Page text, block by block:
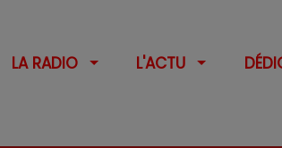
LA RADIO L'ACTU